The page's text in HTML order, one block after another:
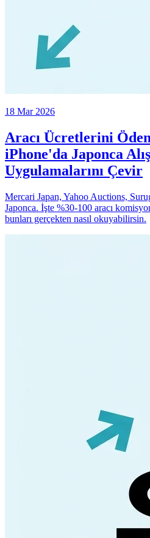
18 Mar 2026
Aracı Ücretlerini
iPhone'da Japonca
Uygulamalarını Çevir
Mercari Japan, Yahoo Auctions,
Japonca. İşte %30-100 aracı
bunları gerçekten nasıl okuyabilirsin.